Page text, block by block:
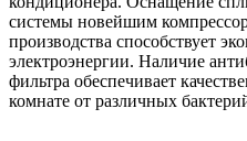
системы новейшим
производства способствует
электроэнергии. Наличие
фильтра обеспечивает
комнате от различных